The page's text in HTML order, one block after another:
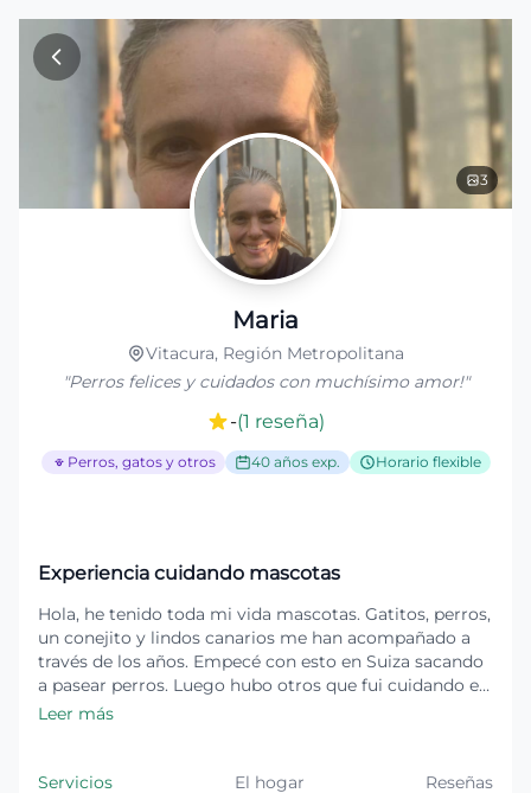
3
Maria
Vitacura, Región Metropolitana
"Perros felices y cuidados con muchísimo amor!"
-(1 reseña)
Perros, gatos y otros 40 años exp. Horario flexible
Experiencia cuidando mascotas
Hola, he tenido toda mi vida mascotas. Gatitos, perros,
un conejito y lindos canarios me han acompañado a
través de los años. Empecé con esto en Suiza sacando
a pasear perros. Luego hubo otros que fui cuidando en
mi casa. Fue una experiencia muy linda que me
mascotas de mis amigas y recientemente trabajé en
Leer más
Servicios El hogar Reseñas